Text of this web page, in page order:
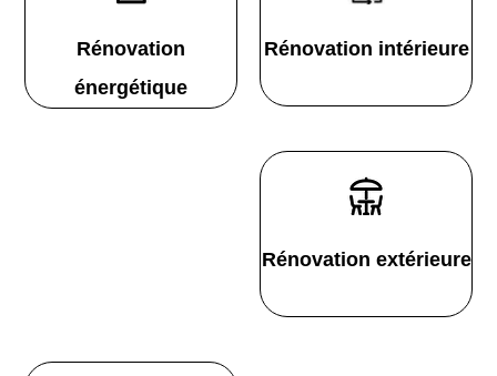
Rénovation
énergétique
Rénovation intérieure
Rénovation extérieure